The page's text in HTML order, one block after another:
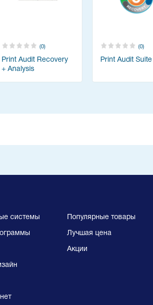
(0)
Print Audit Recovery
+ Analysis
(0)
Print Audit Suite
системы Популярные товары
Лучшая цена
Акции